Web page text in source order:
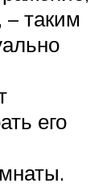
– таким
его